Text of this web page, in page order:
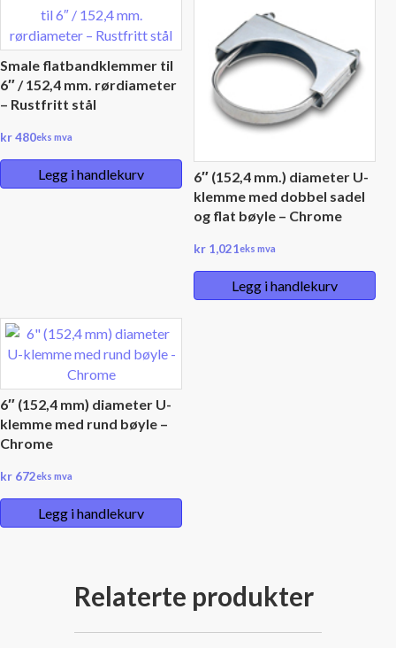
Smale flatbandklemmer til
6″ / 152,4 mm. rørdiameter
– Rustfritt stål
kr480eks mva
Legg i handlekurv
6″ (152,4 mm.) diameter U-
klemme med dobbel sadel
og flat bøyle – Chrome
kr 1,021eks mva
Legg i handlekurv
6″ (152,4 mm) diameter U-
klemme med rund bøyle –
Chrome
kr 672eks mva
Legg i handlekurv
Relaterte produkter